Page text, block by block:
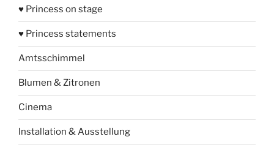
♥ Princess on stage
♥ Princess statements
Amtsschimmel
Blumen & Zitronen
Cinema
Installation & Ausstellung